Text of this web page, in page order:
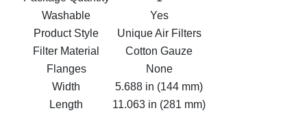
Washable
Yes
Product Style
Unique Air Filters
Filter Material
Cotton Gauze
Flanges
None
Width
5.688 in (144 mm)
Length
11.063 in (281 mm)